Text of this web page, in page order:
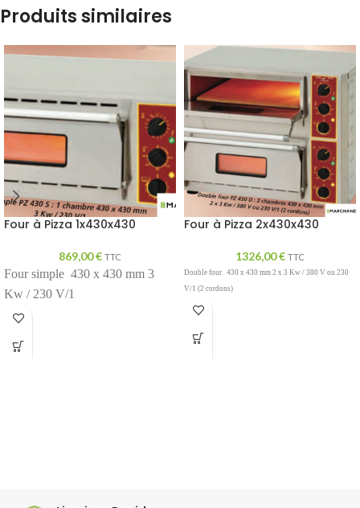
Produits similaires
Four à Pizza 1x430x430
869,00€ TTC
Four simple 430 x 430 mm 3
Kw / 230 V/1
Four à Pizza 2x430x430
1326,00€ TTC
Double four 430 x 430 mm 2 x 3 Kw / 380 V ou 230
V/1 (2 cordons)